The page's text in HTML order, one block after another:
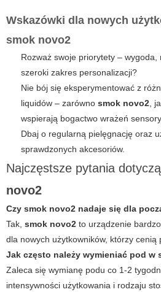
Wskazówki dla nowych
smok novo2
Rozważ swoje priorytety –
szeroki zakres personalizacji?
Nie bój się eksperymentować z
liquidów – zarówno smok novo2,
wspierają bogactwo wrażeń
Dbaj o regularną pielęgnację oraz
sprawdzonych akcesoriów.
Najczęstsze pytania
novo2
Czy smok novo2 nadaje się dla
Tak, smok novo2 to urządzenie
dla nowych użytkowników, którzy cenią
Jak często należy wymieniać pod w
Zaleca się wymianę podu co 1-2
intensywności użytkowania i rodzaju